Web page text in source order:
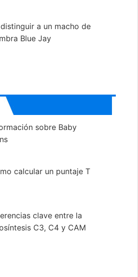
a un macho de
Blue Jay
sobre Baby
calcular un puntaje T
clave entre la
C3, C4 y CAM